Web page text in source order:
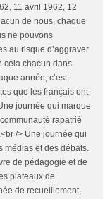
11 avril 1962, 12
de nous, chaque
ne pouvons
au risque d’aggraver
cela chacun dans
année, c’est
que les français ont
journée qui marque
rapatrié
/> Une journée qui
médias et des débats.
de pédagogie et de
plateaux de
de recueillement,